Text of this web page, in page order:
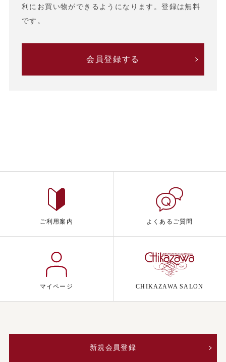
利にお買い物ができるようになります。登録は無料
です。
会員登録する
ご利用案内 よくあるご質問
マイページ CHIKAZAWA SALON
新規会員登録